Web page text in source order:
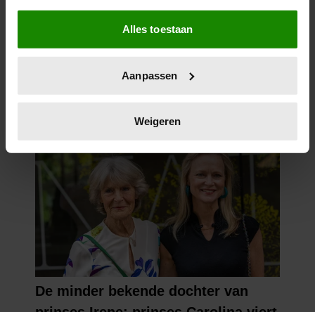
Als u het toestaat, willen we ook graag:
Informatie verzamelen over uw geografische
locatie, die tot een paar meter nauwkeurig kan zijn
scannen op specifieke eigenschappen (fingerprinting)
verwerkt en stel uw voorkeuren in het
intrekken in de Cookieverklaring.
We gebruiken cookies om content en advertenties te
personaliseren, om functies voor social media te bieden
en om ons websiteverkeer te analyseren. Ook delen we
informatie over uw gebruik van onze site met onze
partners voor social media, adverteren en analyse. Deze
partners kunnen deze gegevens combineren met andere
informatie die u aan ze heeft verstrekt of die ze hebben
verzameld op basis van uw gebruik van hun services. U
Alles toestaan
Aanpassen
Weigeren
KONINGSPAAR TIJDENS
KONINGSDAG 2026